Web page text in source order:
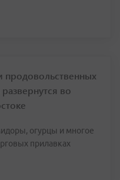
продовольственных
во
огурцы и многое
прилавках